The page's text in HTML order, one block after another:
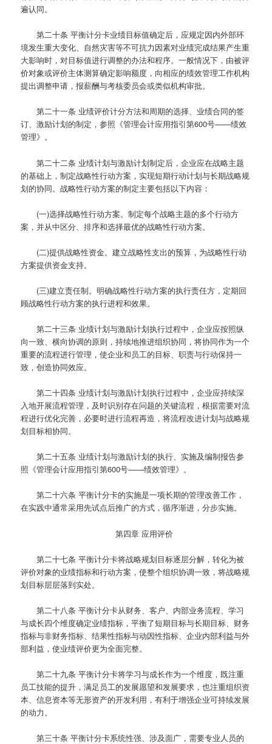
遍认同。
第二十条 平衡计分卡业绩目标值确定后，应规定因内外部环
境发生重大变化、自然灾害等不可抗力因素对业绩完成结果产生重
大影响时，对目标值进行调整的办法和程序。一般情况下，由被评
价对象或评价主体测算确定影响额度，向相应的绩效管理工作机构
提出调整申请，报薪酬与考核委员会或类似机构审批。
第二十一条 业绩评价计分方法和周期的选择、业绩合同的签
订、激励计划的制定，参照《管理会计应用指引第600号——绩效
管理》。
第二十二条 业绩计划与激励计划制定后，企业应在战略主题
的基础上，制定战略性行动方案，实现短期行动计划与长期战略规
划的协同。战略性行动方案的制定主要包括以下内容：
(一)选择战略性行动方案。制定每个战略主题的多个行动方
案，并从中区分、排序和选择最优的战略性行动方案。
(二)提供战略性资金。建立战略性支出的预算，为战略性行动
方案提供资金支持。
(三)建立责任制。明确战略性行动方案的执行责任方，定期回
顾战略性行动方案的执行进程和效果。
第二十三条 业绩计划与激励计划执行过程中，企业应按照纵
向一致、横向协调的原则，持续地推进组织协同，将协同作为一个
重要的流程进行管理，使企业和员工的目标、职责与行动保持一
致，创造协同效应。
第二十四条 业绩计划与激励计划执行过程中，企业应持续深
入地开展流程管理，及时识别存在问题的关键流程，根据需要对流
程进行优化完善，必要时进行流程再造，将流程改进计划与战略规
划目标相协同。
第二十五条 业绩计划与激励计划的执行、实施及编制报告参
照《管理会计应用指引第600号——绩效管理》。
第二十六条 平衡计分卡的实施是一项长期的管理改善工作，
在实践中通常采用先试点后推广的方式，循序渐进，分步实施。
第四章 应用评价
第二十七条 平衡计分卡将战略规划目标逐层分解，转化为被
评价对象的业绩指标和行动方案，使整个组织协调一致，将战略规
划目标层层落到实处。
第二十八条 平衡计分卡从财务、客户、内部业务流程、学习
与成长四个维度确定业绩指标，平衡了短期目标与长期目标、财务
指标与非财务指标、结果性指标与动因性指标、企业内部利益与外
部利益，使业绩评价更为全面完整。
第二十九条 平衡计分卡将学习与成长作为一个维度，既注重
员工技能的提升，满足员工的发展愿望和发展要求，也注重组织资
本、信息资本等无形资产的开发利用，有利于增强企业可持续发展
的动力。
第三十条 平衡计分卡系统性强、涉及面广，需要专业人员的